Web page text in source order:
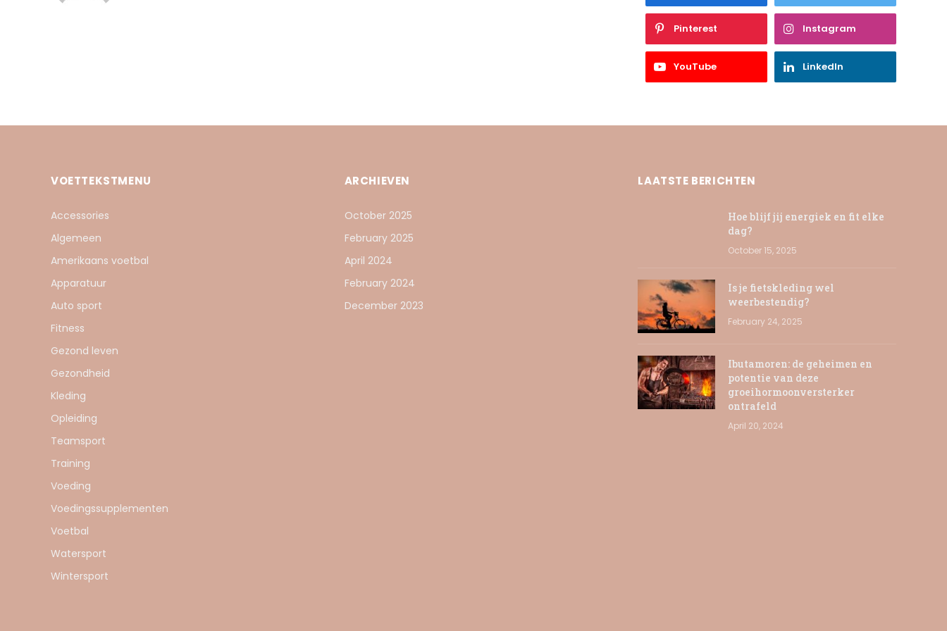
Pinterest Instagram
YouTube LinkedIn
VOETTEKSTMENU
Accessories
Algemeen
Amerikaans voetbal
Apparatuur
Auto sport
Fitness
Gezond leven
Gezondheid
Kleding
Opleiding
Teamsport
Training
Voeding
Voedingssupplementen
Voetbal
Watersport
Wintersport
ARCHIEVEN
October 2025
February 2025
April 2024
February 2024
December 2023
LAATSTE BERICHTEN
Hoe blijf jij energiek en fit elke
dag?
October 15, 2025
Is je fietskleding wel
weerbestendig?
February 24, 2025
Ibutamoren: de geheimen en
potentie van deze
groeihormoonversterker
ontrafeld
April 20, 2024